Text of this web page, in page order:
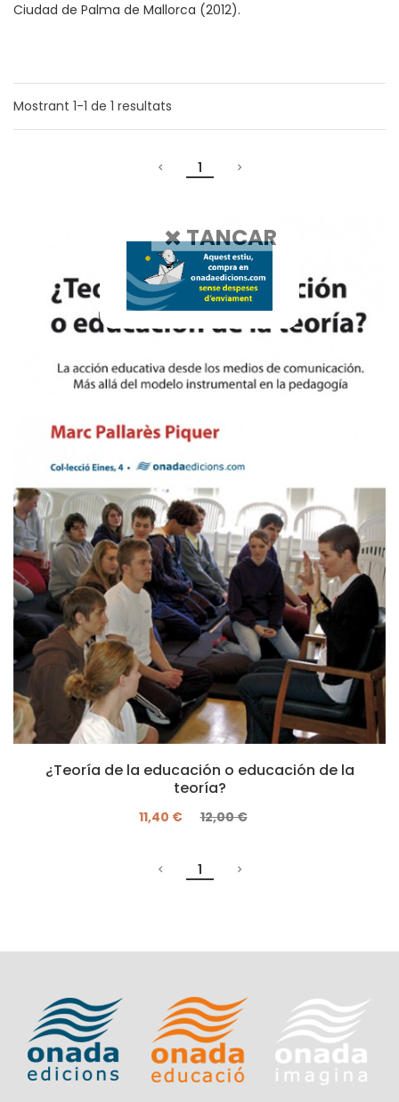
Ciudad de Palma de Mallorca (2012).
Mostrant 1-1 de 1 resultats
1
¿Teoría de la educación o educación de la
teoría?
11,40 € 12,00 €
1
TANCAR